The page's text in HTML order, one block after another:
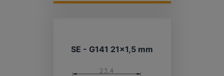
SE - G141 21×1,5 mm